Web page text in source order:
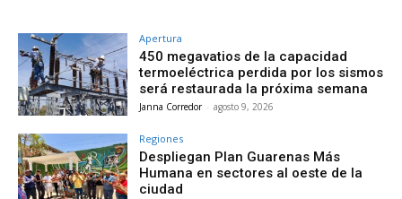
Apertura
450 megavatios de la capacidad
termoeléctrica perdida por los sismos
será restaurada la próxima semana
Janna Corredor - agosto 9, 2026
Regiones
Despliegan Plan Guarenas Más
Humana en sectores al oeste de la
ciudad